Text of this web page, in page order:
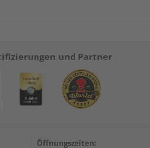
und Partner
Öffnungszeiten: